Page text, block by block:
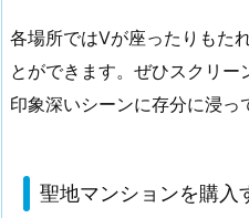
各場所ではVが座ったりもた
とができます。ぜひスクリ
印象深いシーンに存分に浸っ
聖地マンションを購入